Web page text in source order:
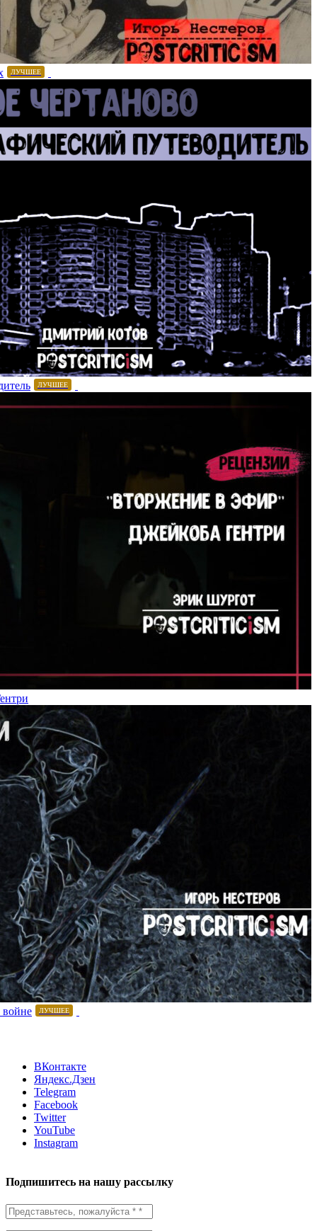
ЛУЧШЕЕ
ЛУЧШЕЕ
ЛУЧШЕЕ
ВКонтакте
Яндекс.Дзен
Telegram
Facebook
Twitter
YouTube
Instagram
Подпишитесь на нашу рассылку